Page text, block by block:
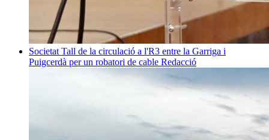
Societat Tall de la circulació a l'R3 entre la Garriga i
Puigcerdà per un robatori de cable Redacció